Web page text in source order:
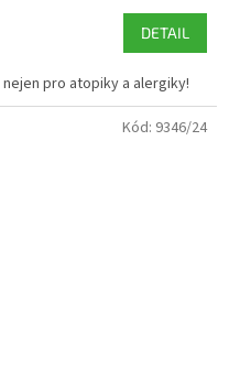
DETAIL
pro atopiky a alergiky!
Kód: 9346/24